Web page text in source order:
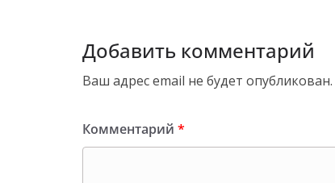
Добавить комментарий
Ваш адрес email не будет опубликован.
Комментарий *